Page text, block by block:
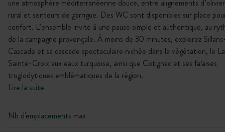
une atmosphère méditerranéenne douce, entre alignements
rural et senteurs de garrigue. Des WC sont disponibles sur place
confort. L’ensemble invite à une pause simple et authentique, au
de la campagne provençale. À moins de 30 minutes, explorez
Cascade et sa cascade spectaculaire nichée dans la végétation, le
Sainte-Croix aux eaux turquoise, ainsi que Cotignac et ses falaises
troglodytiques emblématiques de la région.
Lire la suite
Nb d'emplacements max